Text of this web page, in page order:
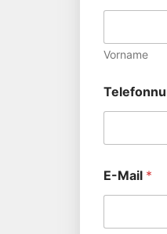
Vorname
E-Mail *